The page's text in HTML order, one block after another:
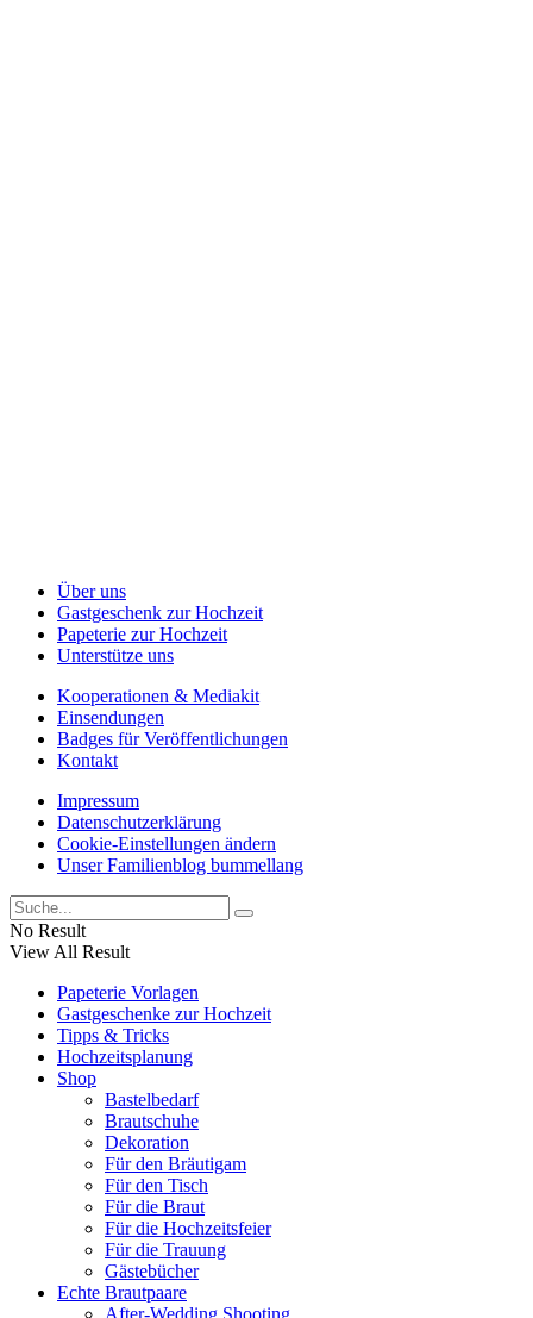
Über uns
Gastgeschenk zur Hochzeit
Papeterie zur Hochzeit
Unterstütze uns
Kooperationen & Mediakit
Einsendungen
Badges für Veröffentlichungen
Kontakt
Impressum
Datenschutzerklärung
Cookie-Einstellungen ändern
Unser Familienblog bummellang
No Result
View All Result
Papeterie Vorlagen
Gastgeschenke zur Hochzeit
Tipps & Tricks
Hochzeitsplanung
Shop
Bastelbedarf
Brautschuhe
Dekoration
Für den Bräutigam
Für den Tisch
Für die Braut
Für die Hochzeitsfeier
Für die Trauung
Gästebücher
Echte Brautpaare